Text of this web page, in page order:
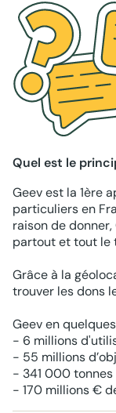
Quel est le
Geev est la 1ère
particuliers en
raison de
partout et tout le
Grâce à la
trouver les dons
Geev en
- 6 millions
- 55 millions
- 341 000 tonnes
- 170 millions €